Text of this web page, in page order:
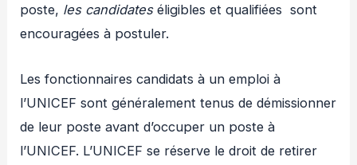
poste, les candidateséligibles et qualifiées sont
encouragées à postuler.
Les fonctionnaires candidats à un emploi à
l’UNICEF sont généralement tenus de démissionner
de leur poste avant d’occuper un poste à
l’UNICEF. L’UNICEF se réserve le droit de retirer